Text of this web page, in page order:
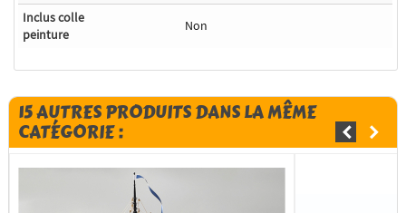
Inclus colle
peinture
Non
15 AUTRES PRODUITS DANS LA MÊME
CATÉGORIE :